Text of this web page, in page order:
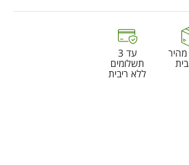
עד 3
תשלומים
ללא ריבית